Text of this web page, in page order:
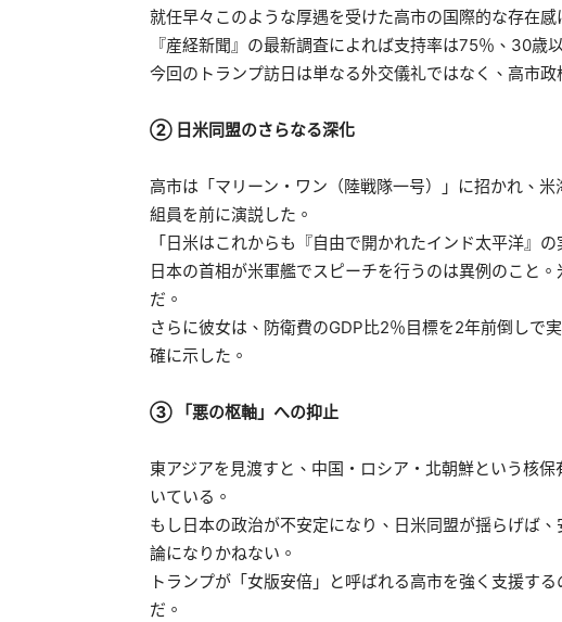
就任早々このような厚遇を受けた高市の国際的な存在感
『産経新聞』の最新調査によれば支持率は75％、30歳
今回のトランプ訪日は単なる外交儀礼ではなく、高市
② 日米同盟のさらなる深化
高市は「マリーン・ワン（陸戦隊一号）」に招かれ、
組員を前に演説した。
「日米はこれからも『自由で開かれたインド太平洋』
日本の首相が米軍艦でスピーチを行うのは異例のこと
だ。
さらに彼女は、防衛費のGDP比2％目標を2年前倒しで
確に示した。
③ 「悪の枢軸」への抑止
東アジアを見渡すと、中国・ロシア・北朝鮮という核
いている。
もし日本の政治が不安定になり、日米同盟が揺らげば
論になりかねない。
トランプが「女版安倍」と呼ばれる高市を強く支援す
だ。